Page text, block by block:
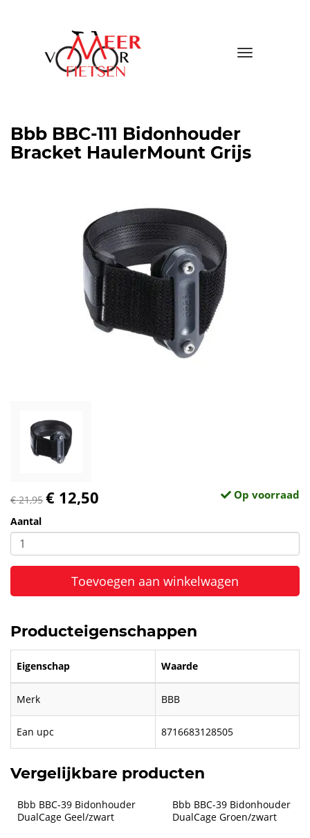
Toggle
Bbb BBC-111 Bidonhouder
Bracket HaulerMount Grijs
€ 21,95 € 12,50 Op voorraad
Aantal
Toevoegen aan winkelwagen
Producteigenschappen
Eigenschap Waarde
Merk BBB
Ean upc 8716683128505
Vergelijkbare producten
Bbb BBC-39 Bidonhouder
DualCage Geel/zwart
Bbb BBC-39 Bidonhouder
DualCage Groen/zwart